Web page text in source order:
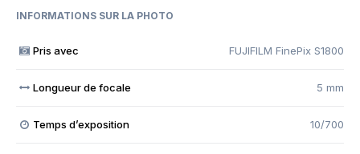
INFORMATIONS SUR LA PHOTO
Pris avec FUJIFILM FinePix S1800
Longueur de focale 5 mm
Temps d’exposition 10/700